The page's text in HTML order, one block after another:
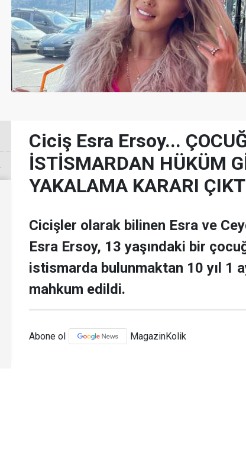
Ciciş Esra Ersoy...
İSTİSMARDAN HÜKÜM
YAKALAMA KARARI
Cicişler olarak bilinen Esra ve
Esra Ersoy, 13 yaşındaki bir
istismarda bulunmaktan 10 yıl 1
mahkum edildi.
Abone ol MagazinKolik